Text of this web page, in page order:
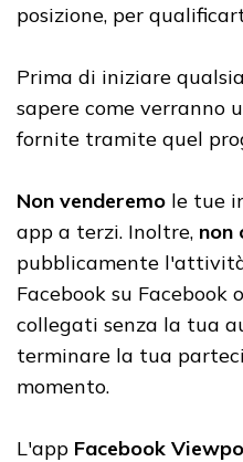
posizione, per
Prima di iniziare
sapere come verranno
fornite tramite quel
Non venderemo le tue
app a terzi. Inoltre, non
pubblicamente
Facebook su Facebook
collegati senza la tua
terminare la tua
momento.
L'app Facebook